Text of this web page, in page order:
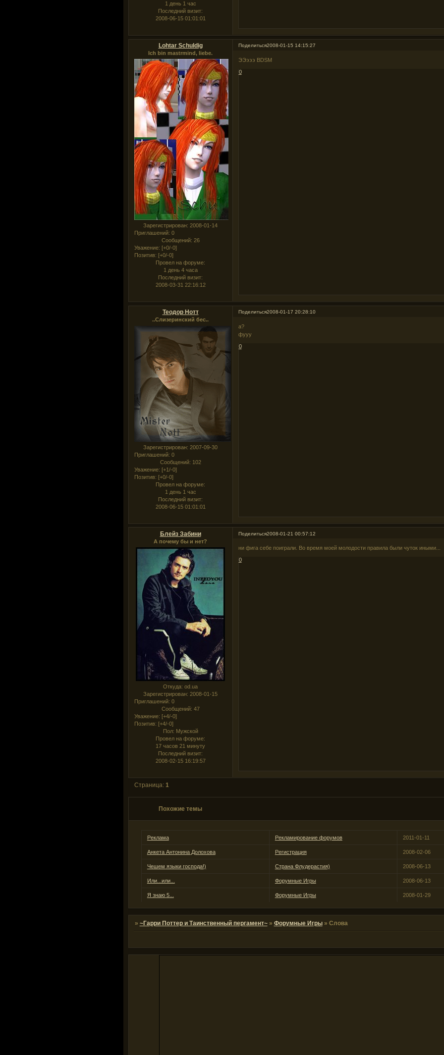
1 день 1 час
Последний визит:
2008-06-15 01:01:01
Поделиться2008-01-15 14:15:27
Lohtar Schuldig
Ich bin mastrmind, liebe.
Зарегистрирован: 2008-01-14
Приглашений: 0
Сообщений: 26
Уважение: [+0/-0]
Позитив: [+0/-0]
Провел на форуме:
1 день 4 часа
Последний визит:
2008-03-31 22:16:12
ЭЭэээ BDSM
0
Поделиться2008-01-17 20:28:10
Теодор Нотт
..Слизеринский бес..
Зарегистрирован: 2007-09-30
Приглашений: 0
Сообщений: 102
Уважение: [+1/-0]
Позитив: [+0/-0]
Провел на форуме:
1 день 1 час
Последний визит:
2008-06-15 01:01:01
а?
фууу
0
Поделиться2008-01-21 00:57:12
Блейз Забини
А почему бы и нет?
Откуда: od.ua
Зарегистрирован: 2008-01-15
Приглашений: 0
Сообщений: 47
Уважение: [+4/-0]
Позитив: [+4/-0]
Пол: Мужской
Провел на форуме:
17 часов 21 минуту
Последний визит:
2008-02-15 16:19:57
ни фига себе поиграли. Во время моей молодости правила были чуток иными...
0
Страница: 1
Похожие темы
Реклама Рекламирование форумов 2011-01-11
Анкета Антонина Долохова Регистрация 2008-02-06
Чешем языки господа!) Страна Флудерастия) 2008-06-13
Или...или... Форумные Игры 2008-06-13
Я знаю 5... Форумные Игры 2008-01-29
» ~Гарри Поттер и Таинственный пергамент~ » Форумные Игры » Слова